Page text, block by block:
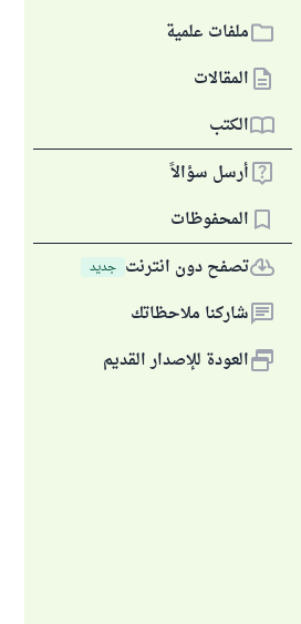
ملفات علمية
المقالات
الكتب
أرسل سؤالاً
المحفوظات
تصفح دون انترنت جديد
شاركنا ملاحظاتك
العودة للإصدار القديم